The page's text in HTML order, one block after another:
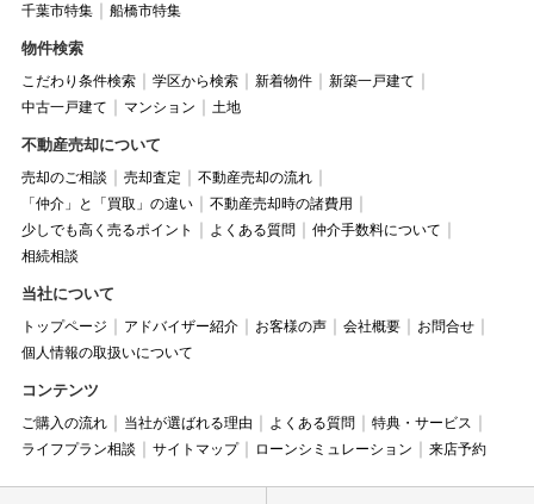
千葉市特集 船橋市特集
物件検索
こだわり条件検索 学区から検索 新着物件
新築一戸建て
中古一戸建て
マンション 土地
不動産売却について
売却のご相談 売却査定
不動産売却の流れ
「仲介」と「買取」の違い
不動産売却時の諸費用
少しでも高く売るポイント
よくある質問
仲介手数料について
相続相談
当社について
トップページ アドバイザー紹介 お客様の声 会社概要
お問合せ
個人情報の取扱いについて
コンテンツ
ご購入の流れ 当社が選ばれる理由 よくある質問
特典・サービス
ライフプラン相談
サイトマップ ローンシミュレーション 来店予約